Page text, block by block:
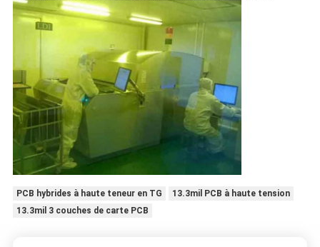
PCB hybrides à haute teneur en TG
13.3mil PCB à haute tension
13.3mil 3 couches de carte PCB